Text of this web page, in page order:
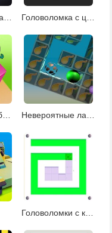
В кальмара лабиринт
Головоломки с краской